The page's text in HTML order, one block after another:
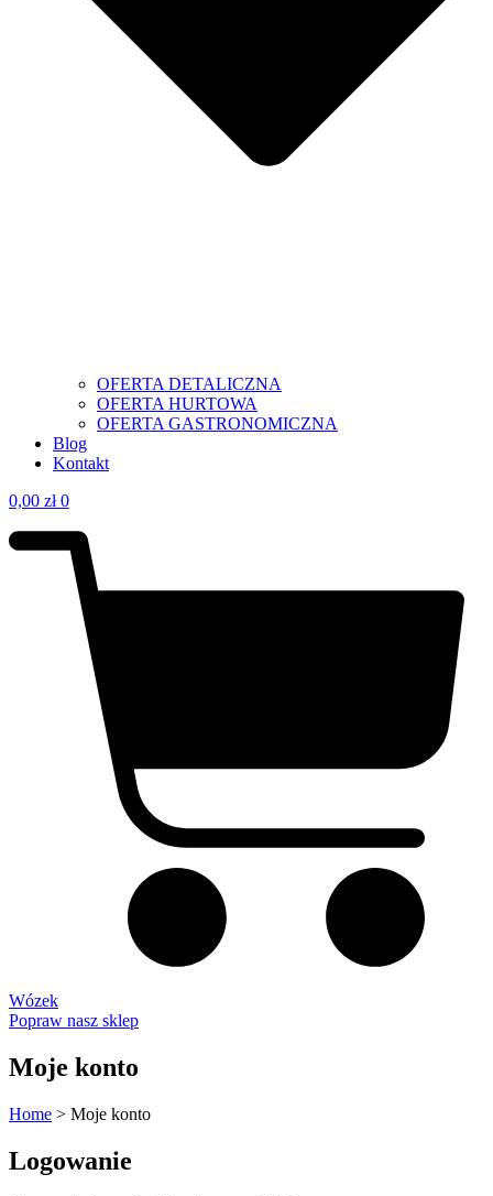
OFERTA DETALICZNA
OFERTA HURTOWA
OFERTA GASTRONOMICZNA
Blog
Kontakt
0,00 zł 0
Wózek
Popraw nasz sklep
Moje konto
Home > Moje konto
Logowanie